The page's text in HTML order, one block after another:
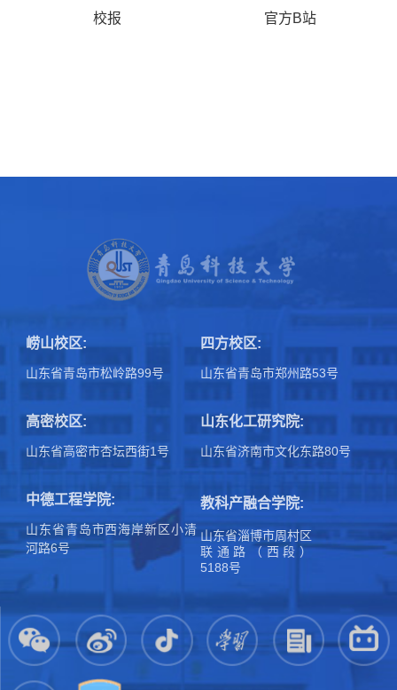
校报 官方B站
崂山校区:
山东省青岛市松岭路99号
四方校区:
山东省青岛市郑州路53号
高密校区:
山东省高密市杏坛西街1号
山东化工研究院:
山东省济南市文化东路80号
中德工程学院:
山东省青岛市西海岸新区小清
河路6号
教科产融合学院:
山东省淄博市周村区
联通路（西段）
5188号